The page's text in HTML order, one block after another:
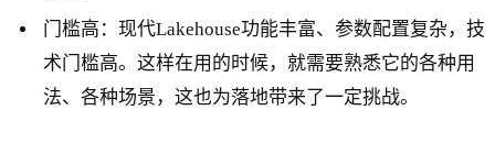
门槛高：现代Lakehouse功能丰富、参数配置复杂，技
术门槛高。这样在用的时候，就需要熟悉它的各种用
法、各种场景，这也为落地带来了一定挑战。